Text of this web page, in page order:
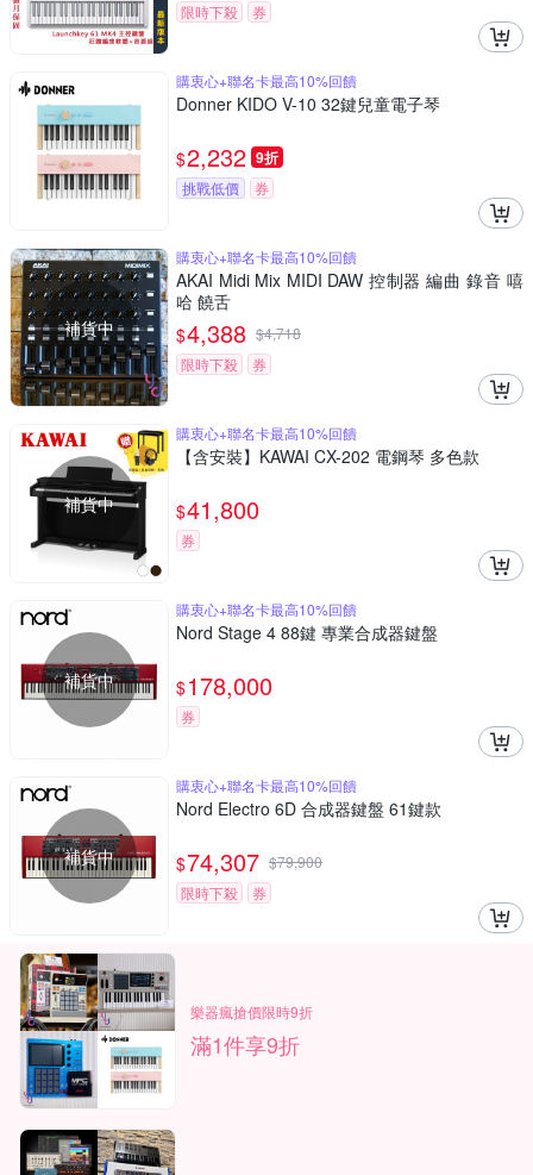
限時下殺 券
購衷心+聯名卡最高10%回饋
Donner KIDO V-10 32鍵兒童電子琴
$2,232 9折
挑戰低價 券
補貨中
購衷心+聯名卡最高10%回饋
AKAI Midi Mix MIDI DAW 控制器 編曲 錄音 嘻
哈 饒舌
$4,388 $4,718
限時下殺
券
補貨中
購衷心+聯名卡最高10%回饋
【含安裝】KAWAI CX-202 電鋼琴 多色款
$41,800
券
補貨中
購衷心+聯名卡最高10%回饋
Nord Stage 4 88鍵 專業合成器鍵盤
$178,000
券
補貨中
購衷心+聯名卡最高10%回饋
Nord Electro 6D 合成器鍵盤 61鍵款
$74,307 $79,900
限時下殺
券
樂器瘋搶價限時9折
滿1件享9折